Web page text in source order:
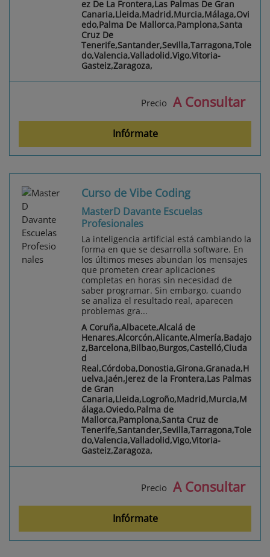
ez De La Frontera,Las Palmas De Gran
Canaria,Lleida,Madrid,Murcia,Málaga,Ovi
edo,Palma De Mallorca,Pamplona,Santa
Cruz De
Tenerife,Santander,Sevilla,Tarragona,Tole
do,Valencia,Valladolid,Vigo,Vitoria-
Gasteiz,Zaragoza,
Precio A Consultar
Infórmate
Curso de Vibe Coding
MasterD Davante Escuelas
Profesionales
La inteligencia artificial está cambiando la
forma en que se desarrolla software. En
los últimos meses abundan los mensajes
que prometen crear aplicaciones
completas en horas sin necesidad de
saber programar. Sin embargo, cuando
se analiza el resultado real, aparecen
problemas gra...
A Coruña,Albacete,Alcalá de
Henares,Alcorcón,Alicante,Almería,Badajo
z,Barcelona,Bilbao,Burgos,Castelló,Ciuda
d
Real,Córdoba,Donostia,Girona,Granada,H
uelva,Jaén,Jerez de la Frontera,Las Palmas
de Gran
Canaria,Lleida,Logroño,Madrid,Murcia,M
álaga,Oviedo,Palma de
Mallorca,Pamplona,Santa Cruz de
Tenerife,Santander,Sevilla,Tarragona,Tole
do,Valencia,Valladolid,Vigo,Vitoria-
Gasteiz,Zaragoza,
Precio A Consultar
Infórmate